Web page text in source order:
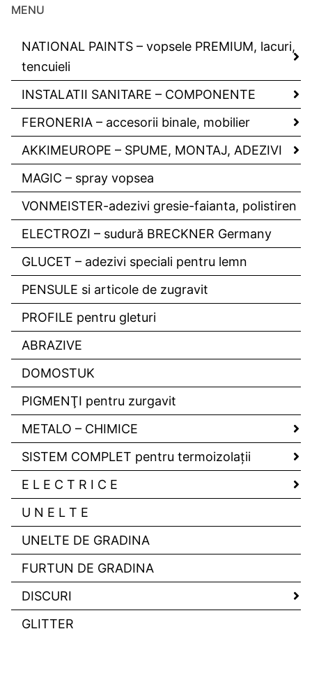
MENU
NATIONAL PAINTS – vopsele PREMIUM, lacuri,
tencuieli
INSTALATII SANITARE – COMPONENTE
FERONERIA – accesorii binale, mobilier
AKKIMEUROPE – SPUME, MONTAJ, ADEZIVI
MAGIC – spray vopsea
VONMEISTER-adezivi gresie-faianta, polistiren
ELECTROZI – sudură BRECKNER Germany
GLUCET – adezivi speciali pentru lemn
PENSULE si articole de zugravit
PROFILE pentru gleturi
ABRAZIVE
DOMOSTUK
PIGMENŢI pentru zurgavit
METALO – CHIMICE
SISTEM COMPLET pentru termoizolaţii
E L E C T R I C E
U N E L T E
UNELTE DE GRADINA
FURTUN DE GRADINA
DISCURI
GLITTER